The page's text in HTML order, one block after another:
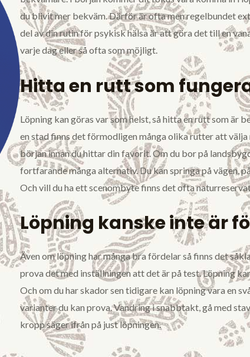
du blivit mer bekväm. Därför är ofta men regelbundet
del av din rutin för psykisk hälsa är att göra det till en
varje dag eller så ofta som möjligt.
Hitta en rutt som
Löpning kan göras var som helst, så hitta en rutt som är
en stad finns det förmodligen många olika rutter att
början innan du hittar din favorit. Om du bor på
fortfarande många alternativ. Du kan springa på vägen,
Och vill du ha ett scenombyte finns det ofta
Löpning kanske inte är
Även om löpning har många bra fördelar så finns det
prova det med inställningen att det är på test. Löpning
Och om du har skador sen tidigare kan löpning vara en
varianter du kan prova. Vandring i snabbtakt, gå med
kropp säger ifrån på just löpningen.